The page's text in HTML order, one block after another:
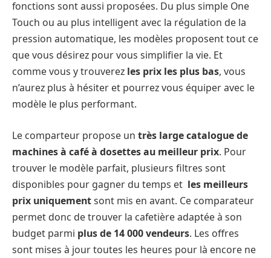
fonctions sont aussi proposées. Du plus simple One
Touch ou au plus intelligent avec la régulation de la
pression automatique, les modèles proposent tout ce
que vous désirez pour vous simplifier la vie. Et
comme vous y trouverez les prix les plus bas, vous
n’aurez plus à hésiter et pourrez vous équiper avec le
modèle le plus performant.
Le comparteur propose un très large catalogue de
machines à café à dosettes au meilleur prix. Pour
trouver le modèle parfait, plusieurs filtres sont
disponibles pour gagner du temps et les meilleurs
prix uniquementsont mis en avant. Ce comparateur
permet donc de trouver la cafetière adaptée à son
budget parmi plus de 14 000 vendeurs. Les offres
sont mises à jour toutes les heures pour là encore ne